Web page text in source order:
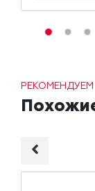
РЕКОМЕНДУЕМ